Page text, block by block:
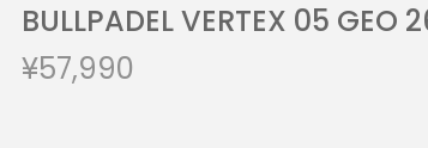
BULLPADEL VERTEX 05 GEO
¥57,990